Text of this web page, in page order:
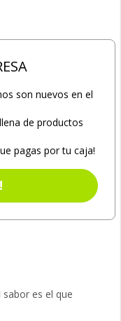
son nuevos en el
de productos
pagas por tu caja!
es el que